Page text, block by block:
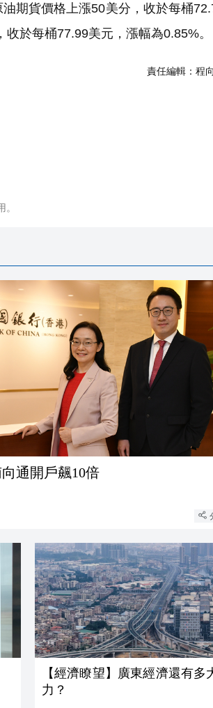
期貨價格上漲50美分，收於每桶
於每桶77.99美元，漲幅為0.85%。
責任編輯： 程
通開戶飆10倍
【經濟瞭望】廣東經濟還有多
力？